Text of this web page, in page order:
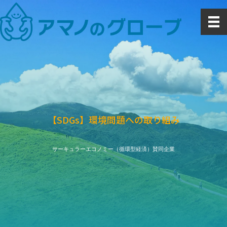
容
を
ッ
【SDGs】環境問題への取り組み
サーキュラーエコノミー（循環型経済）賛同企業